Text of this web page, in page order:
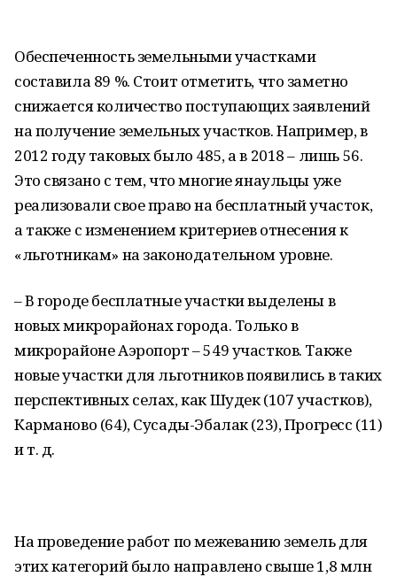
Обеспеченность земельными участками
составила 89 %. Стоит отметить, что заметно
снижается количество поступающих заявлений
на получение земельных участков. Например, в
2012 году таковых было 485, а в 2018 – лишь 56.
Это связано с тем, что многие янаульцы уже
реализовали свое право на бесплатный участок,
а также с изменением критериев отнесения к
«льготникам» на законодательном уровне.
– В городе бесплатные участки выделены в
новых микрорайонах города. Только в
микрорайоне Аэропорт – 549 участков. Также
новые участки для льготников появились в таких
перспективных селах, как Шудек (107 участков),
Карманово (64), Сусады-Эбалак (23), Прогресс (11)
и т. д.
На проведение работ по межеванию земель для
этих категорий было направлено свыше 1,8 млн